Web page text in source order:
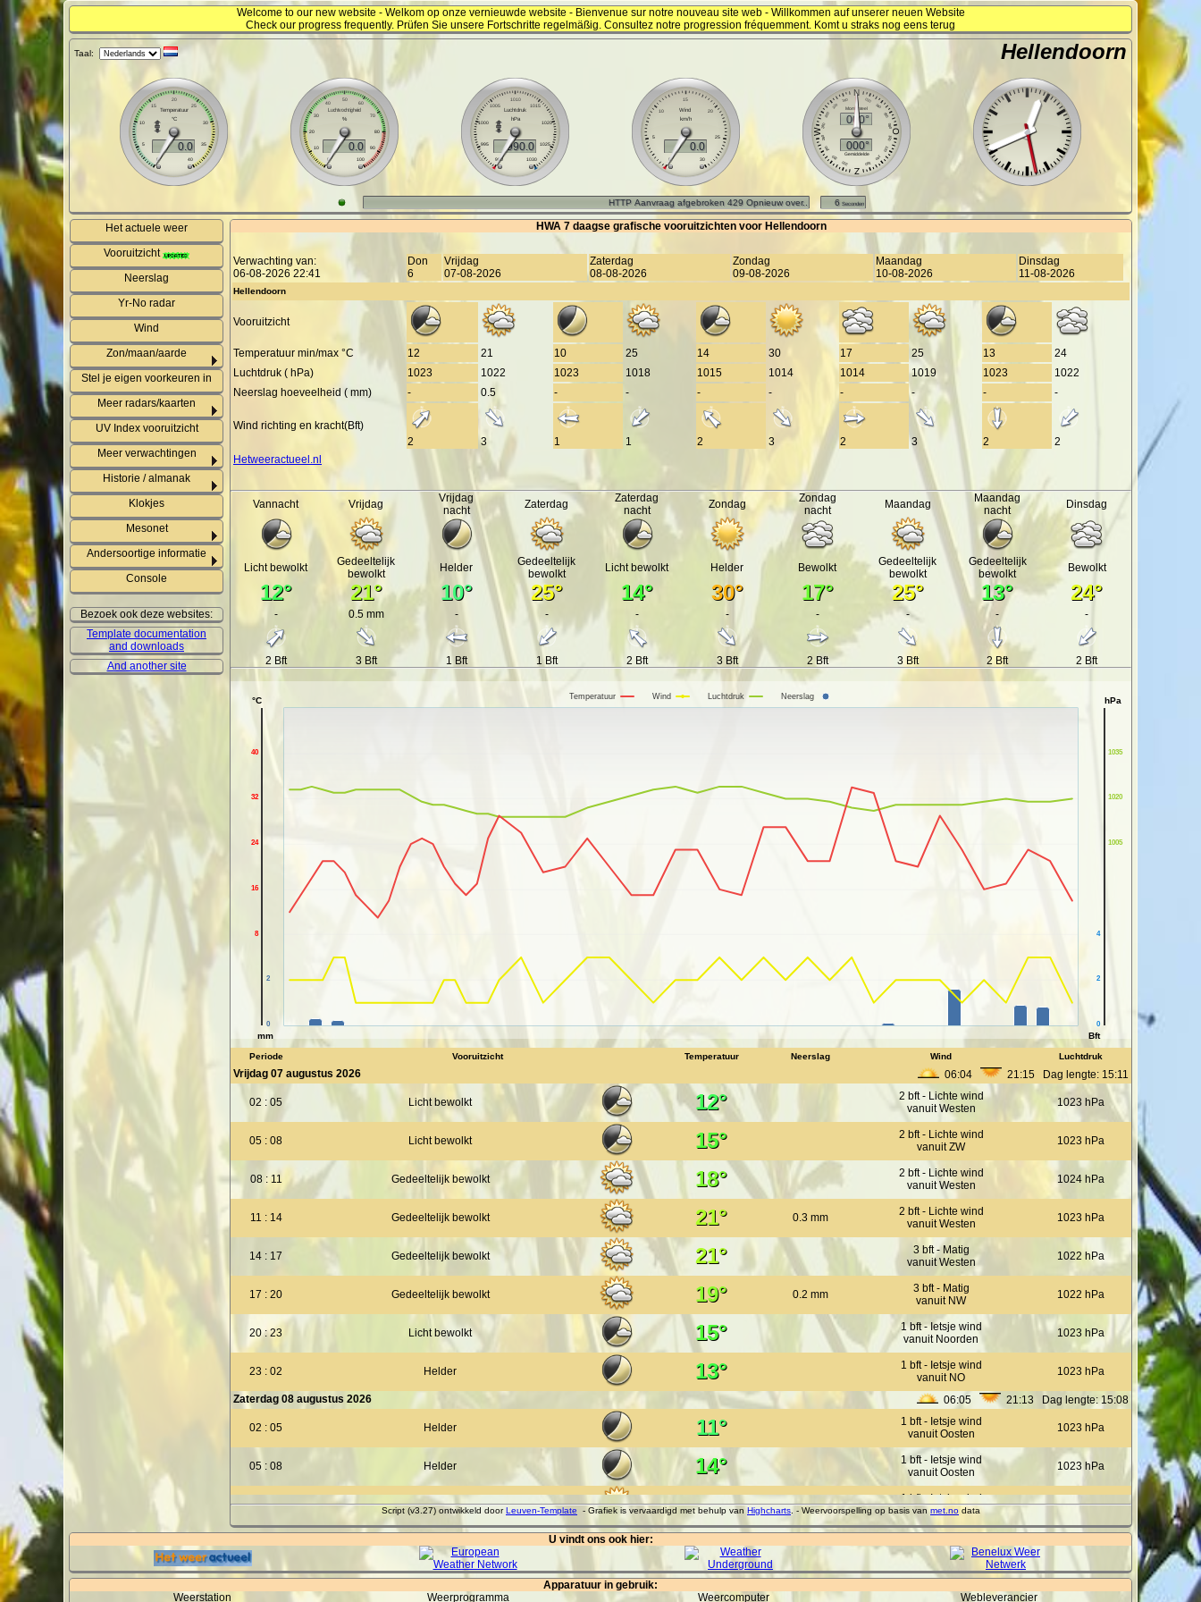
Welcome to our new website - Welkom op onze vernieuwde website - Bienvenue sur notre nouveau site web - Willkommen auf unserer neuen Website
Check our progress frequently. Prüfen Sie unsere Fortschritte regelmäßig. Consultez notre progression fréquemment. Komt u straks nog eens terug
Taal: Hellendoorn
Het actuele weer
Vooruitzicht
Neerslag
Yr-No radar
Wind
Zon/maan/aarde
Stel je eigen voorkeuren in
Meer radars/kaarten
UV Index vooruitzicht
Meer verwachtingen
Historie / almanak
Klokjes
Mesonet
Andersoortige informatie
Console
Bezoek ook deze websites:
Template documentation
and downloads
And another site
HWA 7 daagse grafische vooruitzichten voor Hellendoorn
Verwachting van:
06-08-2026 22:41
Don
6
Vrijdag
07-08-2026
Zaterdag
08-08-2026
Zondag
09-08-2026
Maandag
10-08-2026
Dinsdag
11-08-2026
Hellendoorn
Vooruitzicht
Temperatuur min/max °C 12 21 10 25 14 30 17 25 13
24
Luchtdruk ( hPa)
1023 1022 1023 1018 1015 1014 1014 1019 1023
1022
Neerslag hoeveelheid ( mm)
- 0.5 - - - - - - - -
Wind richting en kracht(Bft)
2
3 1 1 2 3 2 3 2
2
Hetweeractueel.nl
Vannacht Vrijdag
Vrijdag
nacht
Zaterdag
Zaterdag
nacht
Zondag
Zondag
nacht
Maandag
Maandag
nacht
Dinsdag
Licht bewolkt
Gedeeltelijk
bewolkt
Helder
Gedeeltelijk
bewolkt
Licht bewolkt Helder Bewolkt
Gedeeltelijk
bewolkt
Gedeeltelijk
bewolkt
Bewolkt
12° 21° 10° 25° 14° 30° 17° 25° 13° 24°
- 0.5 mm - - - - - - - -
2 Bft 3 Bft 1 Bft 1 Bft 2 Bft 3 Bft 2 Bft 3 Bft 2 Bft 2 Bft
°C
mm Bft
hPa
Neerslag
Luchtdruk
Wind
Temperatuur
8
16
24
32
40
0
2
0
2
4
1005
1020
1035
Periode Vooruitzicht Temperatuur Neerslag Wind Luchtdruk
Vrijdag 07 augustus 2026 06:04 21:15 Dag lengte: 15:11
02 : 05 Licht bewolkt 12°
2 bft - Lichte wind
vanuit Westen
1023 hPa
05 : 08 Licht bewolkt 15°
2 bft - Lichte wind
vanuit ZW
1023 hPa
08 : 11 Gedeeltelijk bewolkt 18°
2 bft - Lichte wind
vanuit Westen
1024 hPa
11 : 14 Gedeeltelijk bewolkt 21° 0.3 mm
2 bft - Lichte wind
vanuit Westen
1023 hPa
14 : 17 Gedeeltelijk bewolkt 21°
3 bft - Matig
vanuit Westen
1022 hPa
17 : 20 Gedeeltelijk bewolkt 19° 0.2 mm
3 bft - Matig
vanuit NW
1022 hPa
20 : 23 Licht bewolkt 15°
1 bft - Ietsje wind
vanuit Noorden
1023 hPa
23 : 02 Helder 13°
1 bft - Ietsje wind
vanuit NO
1023 hPa
Zaterdag 08 augustus 2026 06:05 21:13 Dag lengte: 15:08
02 : 05 Helder 11°
1 bft - Ietsje wind
vanuit Oosten
1023 hPa
05 : 08 Helder 14°
1 bft - Ietsje wind
vanuit Oosten
1023 hPa
08 : 11 Helder 20°
1 bft - Ietsje wind
vanuit Zuiden
1023 hPa
11 : 14 Helder 24°
1 bft - Ietsje wind
vanuit Zuiden
1021 hPa
14 : 17 Licht bewolkt 25°
1 bft - Ietsje wind
1019 hPa
Script (v3.27) ontwikkeld doorLeuven-Template - Grafiek is vervaardigd met behulp van Highcharts . - Weervoorspelling op basis van met.no data
U vindt ons ook hier:
Apparatuur in gebruik:
Weerstation
Weerprogramma Weercomputer Webleverancier